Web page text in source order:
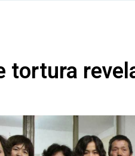
tortura